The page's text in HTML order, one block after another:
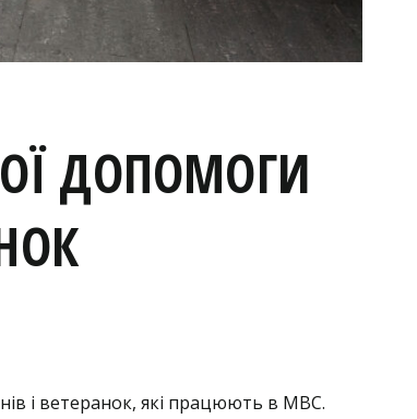
ДОПОМОГИ
і ветеранок, які працюють в МВС.